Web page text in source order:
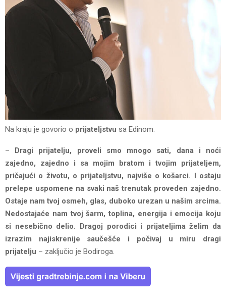
Na kraju je govorio o prijateljstvu sa Edinom.
–
Dragi prijatelju, proveli smo mnogo sati, dana i noći
zajedno, zajedno i sa mojim bratom i tvojim prijateljem,
pričajući o životu, o prijateljstvu, najviše o košarci. I ostaju
prelepe uspomene na svaki naš trenutak proveden zajedno.
Ostaje nam tvoj osmeh, glas, duboko urezan u našim srcima.
Nedostajaće nam tvoj šarm, toplina, energija i emocija koju
si nesebično delio. Dragoj porodici i prijateljima želim da
izrazim najiskrenije saučešće i počivaj u miru dragi
prijatelju – zaključio je Bodiroga.